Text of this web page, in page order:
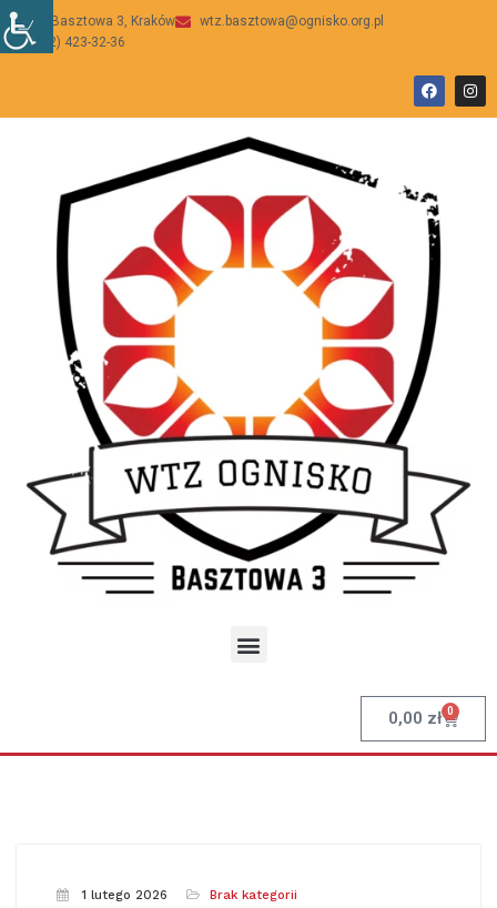
ul Basztowa 3, Kraków
wtz.basztowa@ognisko.org.pl
(12) 423-32-36
0,00 zł 0
1 lutego 2026 Brak kategorii